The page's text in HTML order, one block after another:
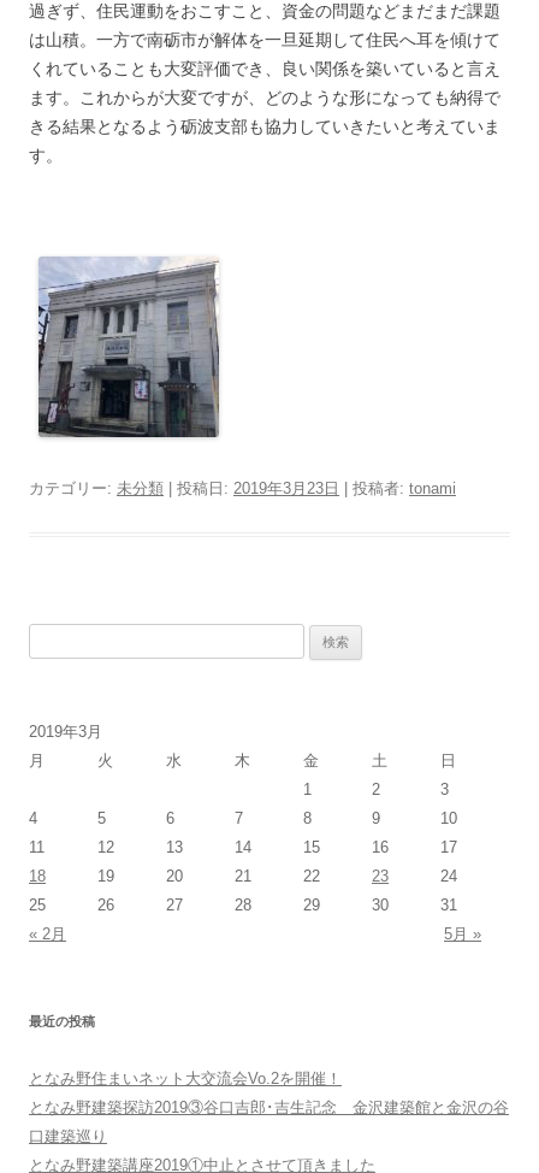
過ぎず、住民運動をおこすこと、資金の問題などまだまだ課題
は山積。一方で南砺市が解体を一旦延期して住民へ耳を傾けて
くれていることも大変評価でき、良い関係を築いていると言え
ます。これからが大変ですが、どのような形になっても納得で
きる結果となるよう砺波支部も協力していきたいと考えていま
す。
カテゴリー: 未分類 | 投稿日: 2019年3月23日 投稿者: tonami
2019年3月
月
火 水 木 金 土
日
1
2
3
4
5 6 7 8 9
10
11
12 13 14 15 16
17
18
19 20 21 22 23
24
25
26 27 28 29 30
31
« 2月
5月 »
最近の投稿
となみ野住まいネット大交流会Vo.2を開催！
となみ野建築探訪2019③谷口吉郎･吉生記念 金沢建築館と金沢の谷
口建築巡り
となみ野建築講座2019①中止とさせて頂きました